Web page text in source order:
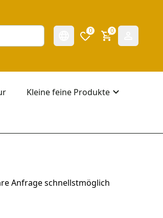
0 0
Kleine feine Produkte
Anfrage schnellstmöglich